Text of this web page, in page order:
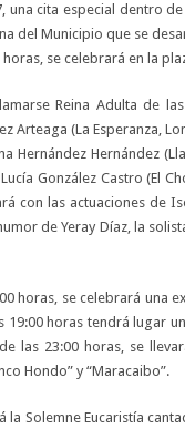
una cita especial dentro
del Municipio que se
se celebrará en la
Reina Adulta de
Arteaga (La Esperanza,
Hernández Hernández
González Castro (El
con las actuaciones de
de Yeray Díaz, la
horas, se celebrará una
horas tendrá lugar
las 23:00 horas, se
Hondo” y “Maracaibo”.
Solemne Eucaristía